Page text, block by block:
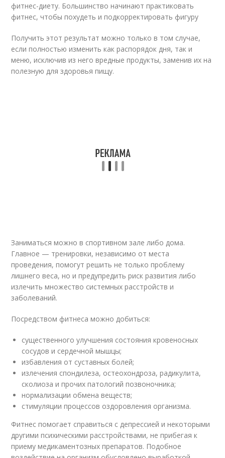
фитнес-диету. Большинство начинают практиковать
фитнес, чтобы похудеть и подкорректировать фигуру
Получить этот результат можно только в том случае,
если полностью изменить как распорядок дня, так и
меню, исключив из него вредные продукты, заменив их на
полезную для здоровья пищу.
Заниматься можно в спортивном зале либо дома.
Главное — тренировки, независимо от места
проведения, помогут решить не только проблему
лишнего веса, но и предупредить риск развития либо
излечить множество системных расстройств и
заболеваний.
Посредством фитнеса можно добиться:
существенного улучшения состояния кровеносных
сосудов и сердечной мышцы;
избавления от суставных болей;
излечения спондилеза, остеохондроза, радикулита,
сколиоза и прочих патологий позвоночника;
нормализации обмена веществ;
стимуляции процессов оздоровления организма.
Фитнес помогает справиться с депрессией и некоторыми
другими психическими расстройствами, не прибегая к
приему медикаментозных препаратов. Подобное